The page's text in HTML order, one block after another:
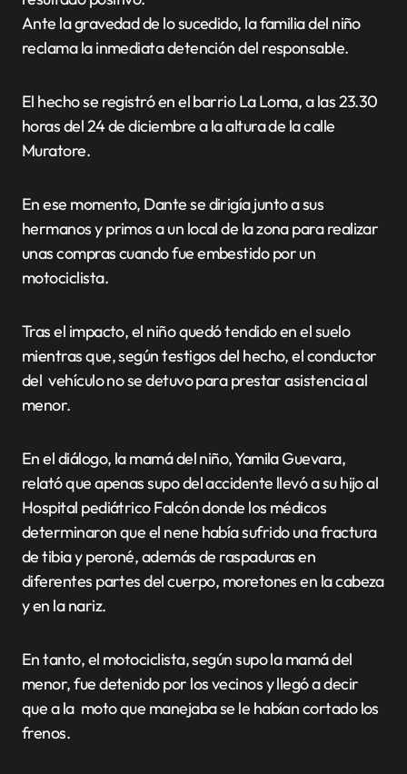
Ante la gravedad de lo sucedido, la familia del niño
reclama la inmediata detención del responsable.
El hecho se registró en el barrio La Loma, a las 23.30
horas del 24 de diciembre a la altura de la calle
Muratore.
En ese momento, Dante se dirigía junto a sus
hermanos y primos a un local de la zona para realizar
unas compras cuando fue embestido por un
motociclista.
Tras el impacto, el niño quedó tendido en el suelo
mientras que, según testigos del hecho, el conductor
del vehículo no se detuvo para prestar asistencia al
menor.
En el diálogo, la mamá del niño, Yamila Guevara,
relató que apenas supo del accidente llevó a su hijo al
Hospital pediátrico Falcón donde los médicos
determinaron que el nene había sufrido una fractura
de tibia y peroné, además de raspaduras en
diferentes partes del cuerpo, moretones en la cabeza
y en la nariz.
En tanto, el motociclista, según supo la mamá del
menor, fue detenido por los vecinos y llegó a decir
que a la moto que manejaba se le habían cortado los
frenos.